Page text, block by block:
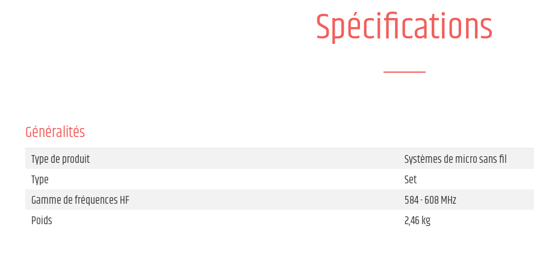
Spécifications
Généralités
Type de produit
Systèmes de micro sans fil
Type
Set
Gamme de fréquences HF
584 - 608 MHz
Poids
2,46 kg